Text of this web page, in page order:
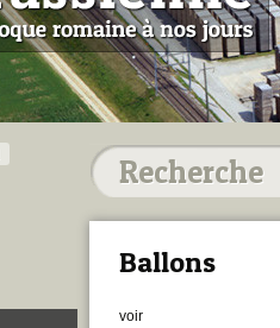
Ballons
voir